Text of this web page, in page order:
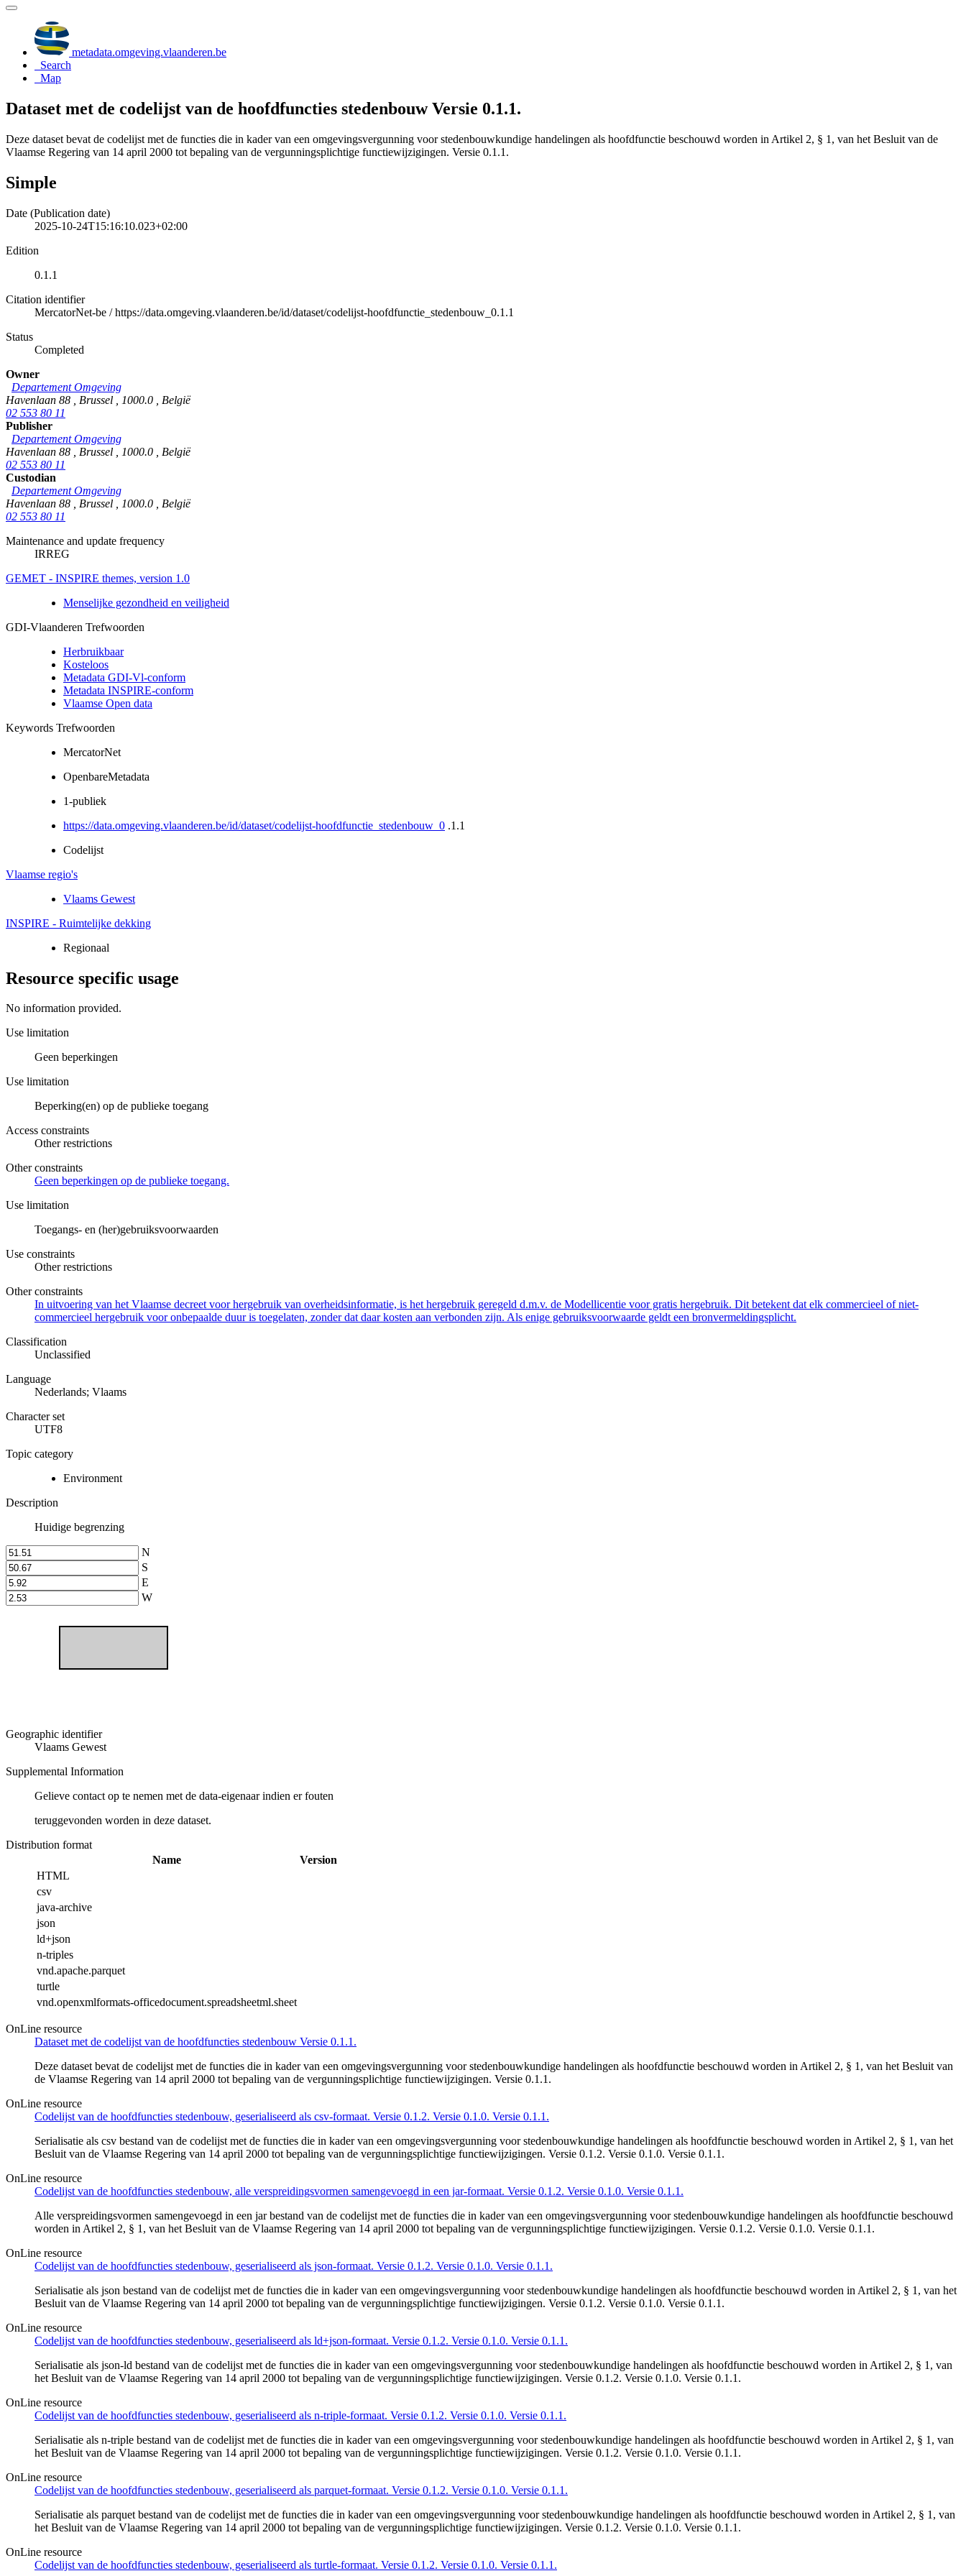
metadata.omgeving.vlaanderen.be
Search
Map
Dataset met de codelijst van de hoofdfuncties stedenbouw Versie 0.1.1.
Deze dataset bevat de codelijst met de functies die in kader van een omgevingsvergunning voor stedenbouwkundige handelingen als hoofdfunctie beschouwd worden in Artikel 2, § 1, van het Besluit van de
Vlaamse Regering van 14 april 2000 tot bepaling van de vergunningsplichtige functiewijzigingen. Versie 0.1.1.
Simple
Date (Publication date)
2025-10-24T15:16:10.023+02:00
Edition
0.1.1
Citation identifier
MercatorNet-be /https://data.omgeving.vlaanderen.be/id/dataset/codelijst-hoofdfunctie_stedenbouw_0.1.1
Status
Completed
Owner
Departement Omgeving
Havenlaan 88
Brussel 1000.0
België
02 553 80 11
Publisher
Departement Omgeving
Havenlaan 88
Brussel 1000.0
België
02 553 80 11
Custodian
Departement Omgeving
Havenlaan 88
Brussel 1000.0
België
02 553 80 11
Maintenance and update frequency
IRREG
GEMET - INSPIRE themes, version 1.0
Menselijke gezondheid en veiligheid
GDI-Vlaanderen Trefwoorden
Herbruikbaar
Kosteloos
Metadata GDI-Vl-conform
Metadata INSPIRE-conform
Vlaamse Open data
Keywords Trefwoorden
MercatorNet
OpenbareMetadata
1-publiek
https://data.omgeving.vlaanderen.be/id/dataset/codelijst-hoofdfunctie_stedenbouw_0 .1.1
Codelijst
Vlaamse regio's
Vlaams Gewest
INSPIRE - Ruimtelijke dekking
Regionaal
Resource specific usage
No information provided.
Use limitation
Geen beperkingen
Use limitation
Beperking(en) op de publieke toegang
Access constraints
Other restrictions
Other constraints
Geen beperkingen op de publieke toegang.
Use limitation
Toegangs- en (her)gebruiksvoorwaarden
Use constraints
Other restrictions
Other constraints
In uitvoering van het Vlaamse decreet voor hergebruik van overheidsinformatie, is het hergebruik geregeld d.m.v. de Modellicentie voor gratis hergebruik. Dit betekent dat elk commercieel of niet-
commercieel hergebruik voor onbepaalde duur is toegelaten, zonder dat daar kosten aan verbonden zijn. Als enige gebruiksvoorwaarde geldt een bronvermeldingsplicht.
Classification
Unclassified
Language
Nederlands; Vlaams
Character set
UTF8
Topic category
Environment
Description
Huidige begrenzing
N
S
E
W
Geographic identifier
Vlaams Gewest
Supplemental Information
Gelieve contact op te nemen met de data-eigenaar indien er fouten
teruggevonden worden in deze dataset.
Distribution format
Name
Version
HTML
csv
java-archive
json
ld+json
n-triples
vnd.apache.parquet
turtle
vnd.openxmlformats-officedocument.spreadsheetml.sheet
OnLine resource
Dataset met de codelijst van de hoofdfuncties stedenbouw Versie 0.1.1.
Deze dataset bevat de codelijst met de functies die in kader van een omgevingsvergunning voor stedenbouwkundige handelingen als hoofdfunctie beschouwd worden in Artikel 2, § 1, van het Besluit van
de Vlaamse Regering van 14 april 2000 tot bepaling van de vergunningsplichtige functiewijzigingen. Versie 0.1.1.
OnLine resource
Codelijst van de hoofdfuncties stedenbouw, geserialiseerd als csv-formaat. Versie 0.1.2. Versie 0.1.0. Versie 0.1.1.
Serialisatie als csv bestand van de codelijst met de functies die in kader van een omgevingsvergunning voor stedenbouwkundige handelingen als hoofdfunctie beschouwd worden in Artikel 2, § 1, van het
Besluit van de Vlaamse Regering van 14 april 2000 tot bepaling van de vergunningsplichtige functiewijzigingen. Versie 0.1.2. Versie 0.1.0. Versie 0.1.1.
OnLine resource
Codelijst van de hoofdfuncties stedenbouw, alle verspreidingsvormen samengevoegd in een jar-formaat. Versie 0.1.2. Versie 0.1.0. Versie 0.1.1.
Alle verspreidingsvormen samengevoegd in een jar bestand van de codelijst met de functies die in kader van een omgevingsvergunning voor stedenbouwkundige handelingen als hoofdfunctie beschouwd
worden in Artikel 2, § 1, van het Besluit van de Vlaamse Regering van 14 april 2000 tot bepaling van de vergunningsplichtige functiewijzigingen. Versie 0.1.2. Versie 0.1.0. Versie 0.1.1.
OnLine resource
Codelijst van de hoofdfuncties stedenbouw, geserialiseerd als json-formaat. Versie 0.1.2. Versie 0.1.0. Versie 0.1.1.
Serialisatie als json bestand van de codelijst met de functies die in kader van een omgevingsvergunning voor stedenbouwkundige handelingen als hoofdfunctie beschouwd worden in Artikel 2, § 1, van het
Besluit van de Vlaamse Regering van 14 april 2000 tot bepaling van de vergunningsplichtige functiewijzigingen. Versie 0.1.2. Versie 0.1.0. Versie 0.1.1.
OnLine resource
Codelijst van de hoofdfuncties stedenbouw, geserialiseerd als ld+json-formaat. Versie 0.1.2. Versie 0.1.0. Versie 0.1.1.
Serialisatie als json-ld bestand van de codelijst met de functies die in kader van een omgevingsvergunning voor stedenbouwkundige handelingen als hoofdfunctie beschouwd worden in Artikel 2, § 1, van
het Besluit van de Vlaamse Regering van 14 april 2000 tot bepaling van de vergunningsplichtige functiewijzigingen. Versie 0.1.2. Versie 0.1.0. Versie 0.1.1.
OnLine resource
Codelijst van de hoofdfuncties stedenbouw, geserialiseerd als n-triple-formaat. Versie 0.1.2. Versie 0.1.0. Versie 0.1.1.
Serialisatie als n-triple bestand van de codelijst met de functies die in kader van een omgevingsvergunning voor stedenbouwkundige handelingen als hoofdfunctie beschouwd worden in Artikel 2, § 1, van
het Besluit van de Vlaamse Regering van 14 april 2000 tot bepaling van de vergunningsplichtige functiewijzigingen. Versie 0.1.2. Versie 0.1.0. Versie 0.1.1.
OnLine resource
Codelijst van de hoofdfuncties stedenbouw, geserialiseerd als parquet-formaat. Versie 0.1.2. Versie 0.1.0. Versie 0.1.1.
Serialisatie als parquet bestand van de codelijst met de functies die in kader van een omgevingsvergunning voor stedenbouwkundige handelingen als hoofdfunctie beschouwd worden in Artikel 2, § 1, van
het Besluit van de Vlaamse Regering van 14 april 2000 tot bepaling van de vergunningsplichtige functiewijzigingen. Versie 0.1.2. Versie 0.1.0. Versie 0.1.1.
OnLine resource
Codelijst van de hoofdfuncties stedenbouw, geserialiseerd als turtle-formaat. Versie 0.1.2. Versie 0.1.0. Versie 0.1.1.